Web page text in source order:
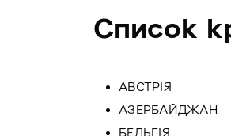
Список
АВСТРІЯ
АЗЕРБАЙДЖАН
БЕЛЬГІЯ